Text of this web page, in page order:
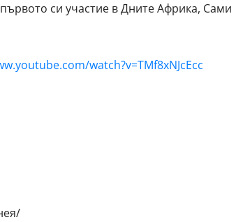
си участие в Дните Африка, Сами
watch?v=TMf8xNJcEcc